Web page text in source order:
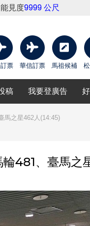
能見度9999 公尺
票 華信訂票 馬祖候補
稿 我要登廣告
馬之星462人(14:45)
481、臺馬之